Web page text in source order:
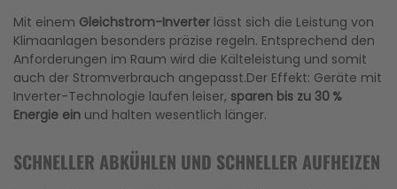
Mit einem Gleichstrom-Inverter lässt sich die Leistung von
Klimaanlagen besonders präzise regeln. Entsprechend den
Anforderungen im Raum wird die Kälteleistung und somit
auch der Stromverbrauch angepasst.Der Effekt: Geräte mit
Inverter-Technologie laufen leiser, sparen bis zu 30 %
Energie ein und halten wesentlich länger.
SCHNELLER ABKÜHLEN UND SCHNELLER AUFHEIZEN